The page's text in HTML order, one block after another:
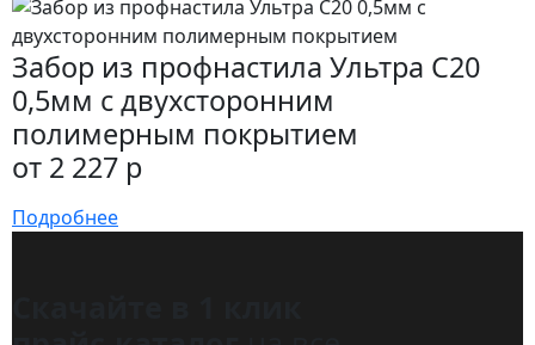
Забор из профнастила Ультра С20
0,5мм с двухсторонним
полимерным покрытием
от 2 227 р
Подробнее